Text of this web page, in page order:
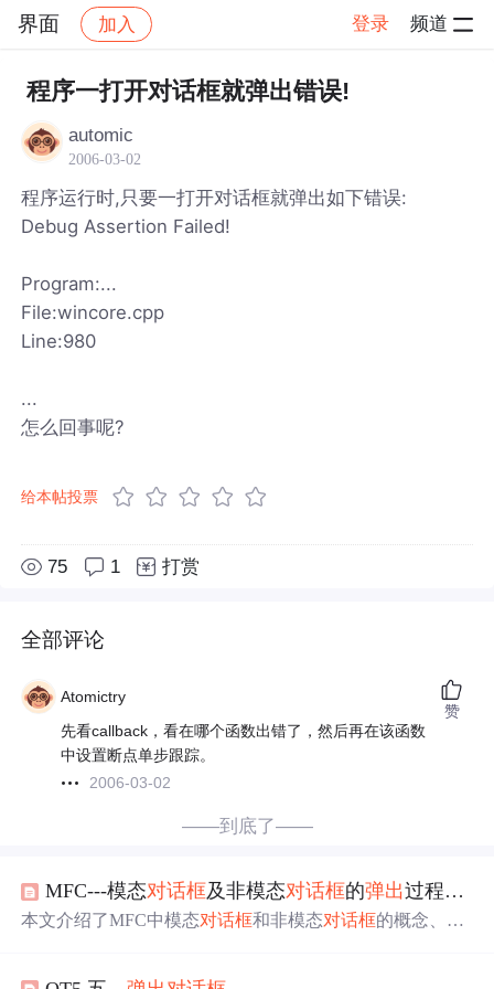
界面 加入 登录 频道
社区 界面 帖子详情
程序一打开对话框就弹出错误!
automic
2006-03-02
程序运行时,只要一打开对话框就弹出如下错误:
Debug Assertion Failed!
Program:...
File:wincore.cpp
Line:980
...
怎么回事呢?
给本帖投票
75 1 打赏
全部评论
Atomictry
先看callback，看在哪个函数出错了，然后再在该函数
中设置断点单步跟踪。
2006-03-02
赞
——到底了——
MFC---模态对话框及非模态对话框的弹出过程（
本文介绍了MFC中模态对话框和非模态对话框的概念、
弹